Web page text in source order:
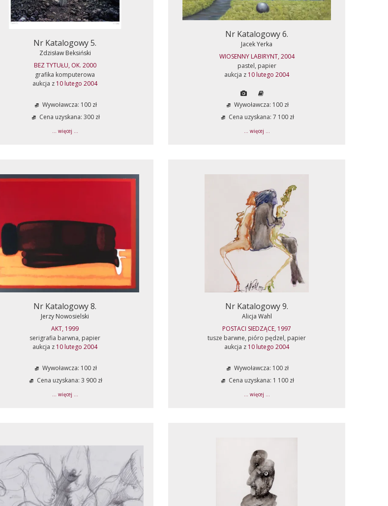
Nr Katalogowy 5.
Zdzisław Beksiński
BEZ TYTUŁU, OK. 2000
grafika komputerowa
aukcja z 10 lutego 2004
Wywoławcza: 100 zł
Cena uzyskana: 300 zł
... więcej ...
Nr Katalogowy 6.
Jacek Yerka
WIOSENNY LABIRYNT, 2004
pastel, papier
aukcja z 10 lutego 2004
Wywoławcza: 100 zł
Cena uzyskana: 7 100 zł
... więcej ...
Nr Katalogowy 8.
Jerzy Nowosielski
AKT, 1999
serigrafia barwna, papier
aukcja z 10 lutego 2004
Wywoławcza: 100 zł
Cena uzyskana: 3 900 zł
... więcej ...
Nr Katalogowy 9.
Alicja Wahl
POSTACI SIEDZĄCE, 1997
tusze barwne, pióro pędzel, papier
aukcja z 10 lutego 2004
Wywoławcza: 100 zł
Cena uzyskana: 1 100 zł
... więcej ...